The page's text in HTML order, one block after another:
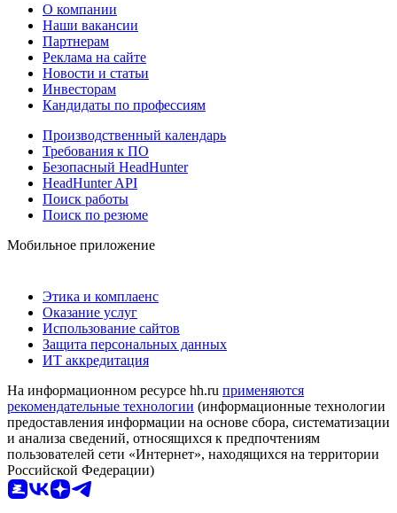
О компании
Наши вакансии
Партнерам
Реклама на сайте
Новости и статьи
Инвесторам
Кандидаты по профессиям
Производственный календарь
Требования к ПО
Безопасный HeadHunter
HeadHunter API
Поиск работы
Поиск по резюме
Мобильное приложение
Этика и комплаенс
Оказание услуг
Использование сайтов
Защита персональных данных
ИТ аккредитация
На информационном ресурсе hh.ru применяются
рекомендательные технологии (информационные технологии
предоставления информации на основе сбора, систематизации
и анализа сведений, относящихся к предпочтениям
пользователей сети «Интернет», находящихся на территории
Российской Федерации)